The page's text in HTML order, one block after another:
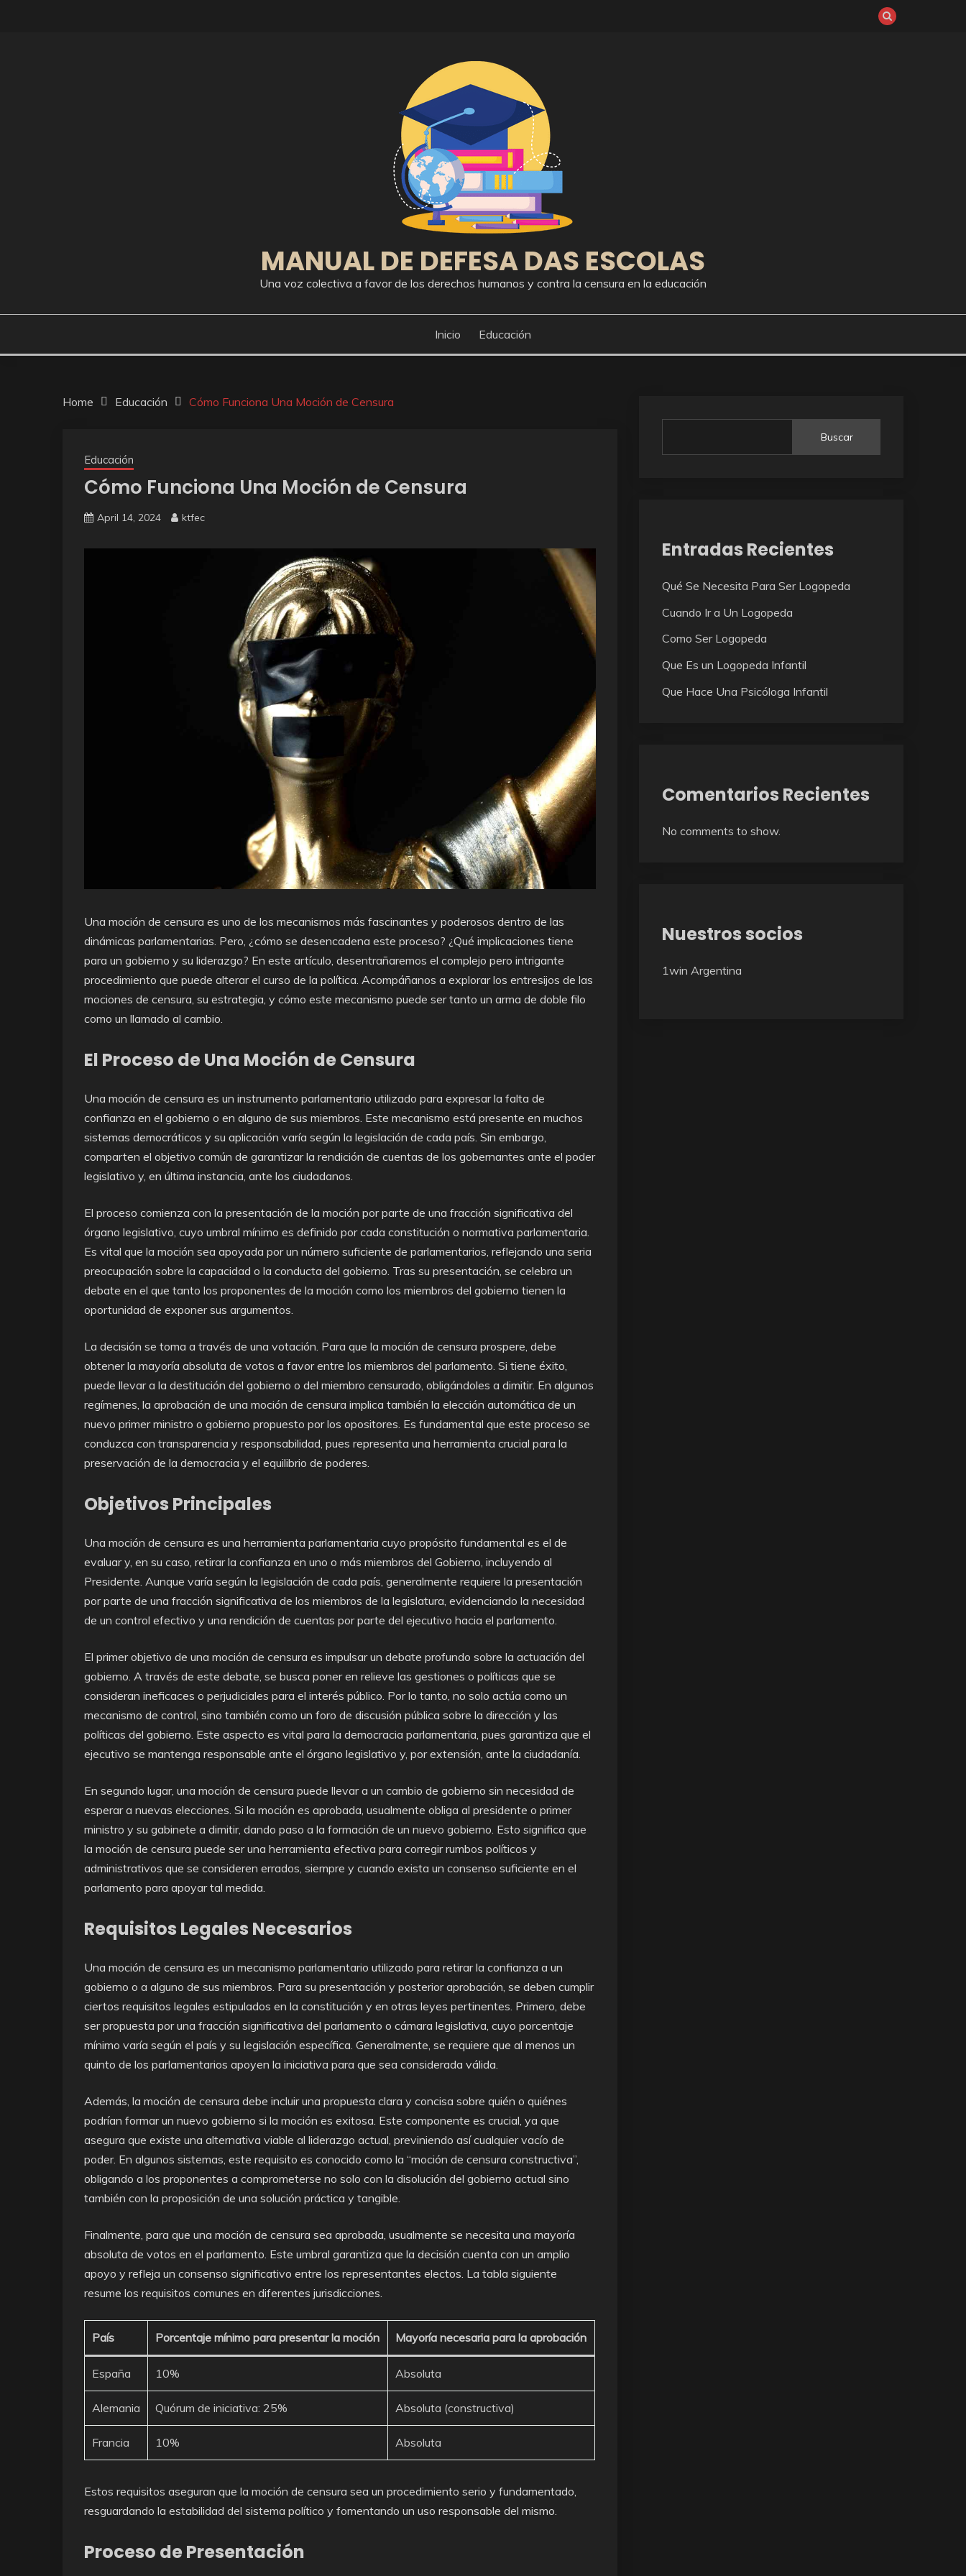
MANUAL DE DEFESA DAS ESCOLAS
Una voz colectiva a favor de los derechos humanos y contra la censura en la educación
Inicio Educación
Home Educación Cómo Funciona Una Moción de Censura
Educación
Cómo Funciona Una Moción de Censura
April 14, 2024 ktfec
Una moción de censura es uno de los mecanismos más fascinantes y poderosos dentro de las
dinámicas parlamentarias. Pero, ¿cómo se desencadena este proceso? ¿Qué implicaciones tiene
para un gobierno y su liderazgo? En este artículo, desentrañaremos el complejo pero intrigante
procedimiento que puede alterar el curso de la política. Acompáñanos a explorar los entresijos de las
mociones de censura, su estrategia, y cómo este mecanismo puede ser tanto un arma de doble filo
como un llamado al cambio.
El Proceso de Una Moción de Censura
Una moción de censura es un instrumento parlamentario utilizado para expresar la falta de
confianza en el gobierno o en alguno de sus miembros. Este mecanismo está presente en muchos
sistemas democráticos y su aplicación varía según la legislación de cada país. Sin embargo,
comparten el objetivo común de garantizar la rendición de cuentas de los gobernantes ante el poder
legislativo y, en última instancia, ante los ciudadanos.
El proceso comienza con la presentación de la moción por parte de una fracción significativa del
órgano legislativo, cuyo umbral mínimo es definido por cada constitución o normativa parlamentaria.
Es vital que la moción sea apoyada por un número suficiente de parlamentarios, reflejando una seria
preocupación sobre la capacidad o la conducta del gobierno. Tras su presentación, se celebra un
debate en el que tanto los proponentes de la moción como los miembros del gobierno tienen la
oportunidad de exponer sus argumentos.
La decisión se toma a través de una votación. Para que la moción de censura prospere, debe
obtener la mayoría absoluta de votos a favor entre los miembros del parlamento. Si tiene éxito,
puede llevar a la destitución del gobierno o del miembro censurado, obligándoles a dimitir. En algunos
regímenes, la aprobación de una moción de censura implica también la elección automática de un
nuevo primer ministro o gobierno propuesto por los opositores. Es fundamental que este proceso se
conduzca con transparencia y responsabilidad, pues representa una herramienta crucial para la
preservación de la democracia y el equilibrio de poderes.
Objetivos Principales
Una moción de censura es una herramienta parlamentaria cuyo propósito fundamental es el de
evaluar y, en su caso, retirar la confianza en uno o más miembros del Gobierno, incluyendo al
Presidente. Aunque varía según la legislación de cada país, generalmente requiere la presentación
por parte de una fracción significativa de los miembros de la legislatura, evidenciando la necesidad
de un control efectivo y una rendición de cuentas por parte del ejecutivo hacia el parlamento.
El primer objetivo de una moción de censura es impulsar un debate profundo sobre la actuación del
gobierno. A través de este debate, se busca poner en relieve las gestiones o políticas que se
consideran ineficaces o perjudiciales para el interés público. Por lo tanto, no solo actúa como un
mecanismo de control, sino también como un foro de discusión pública sobre la dirección y las
políticas del gobierno. Este aspecto es vital para la democracia parlamentaria, pues garantiza que el
ejecutivo se mantenga responsable ante el órgano legislativo y, por extensión, ante la ciudadanía.
En segundo lugar, una moción de censura puede llevar a un cambio de gobierno sin necesidad de
esperar a nuevas elecciones. Si la moción es aprobada, usualmente obliga al presidente o primer
ministro y su gabinete a dimitir, dando paso a la formación de un nuevo gobierno. Esto significa que
la moción de censura puede ser una herramienta efectiva para corregir rumbos políticos y
administrativos que se consideren errados, siempre y cuando exista un consenso suficiente en el
parlamento para apoyar tal medida.
Requisitos Legales Necesarios
Una moción de censura es un mecanismo parlamentario utilizado para retirar la confianza a un
gobierno o a alguno de sus miembros. Para su presentación y posterior aprobación, se deben cumplir
ciertos requisitos legales estipulados en la constitución y en otras leyes pertinentes. Primero, debe
ser propuesta por una fracción significativa del parlamento o cámara legislativa, cuyo porcentaje
mínimo varía según el país y su legislación específica. Generalmente, se requiere que al menos un
quinto de los parlamentarios apoyen la iniciativa para que sea considerada válida.
Además, la moción de censura debe incluir una propuesta clara y concisa sobre quién o quiénes
podrían formar un nuevo gobierno si la moción es exitosa. Este componente es crucial, ya que
asegura que existe una alternativa viable al liderazgo actual, previniendo así cualquier vacío de
poder. En algunos sistemas, este requisito es conocido como la “moción de censura constructiva”,
obligando a los proponentes a comprometerse no solo con la disolución del gobierno actual sino
también con la proposición de una solución práctica y tangible.
Finalmente, para que una moción de censura sea aprobada, usualmente se necesita una mayoría
absoluta de votos en el parlamento. Este umbral garantiza que la decisión cuenta con un amplio
apoyo y refleja un consenso significativo entre los representantes electos. La tabla siguiente
resume los requisitos comunes en diferentes jurisdicciones.
País Porcentaje mínimo para presentar la moción Mayoría necesaria para la aprobación
España 10% Absoluta
Alemania Quórum de iniciativa: 25% Absoluta (constructiva)
Francia 10% Absoluta
Estos requisitos aseguran que la moción de censura sea un procedimiento serio y fundamentado,
resguardando la estabilidad del sistema político y fomentando un uso responsable del mismo.
Proceso de Presentación
Buscar
Entradas Recientes
Qué Se Necesita Para Ser Logopeda
Cuando Ir a Un Logopeda
Como Ser Logopeda
Que Es un Logopeda Infantil
Que Hace Una Psicóloga Infantil
Comentarios Recientes
No comments to show.
Nuestros socios
1win Argentina